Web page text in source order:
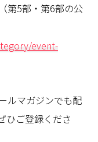
第5部・第6部の公
event-
ルマガジンでも配
ひご登録くださ